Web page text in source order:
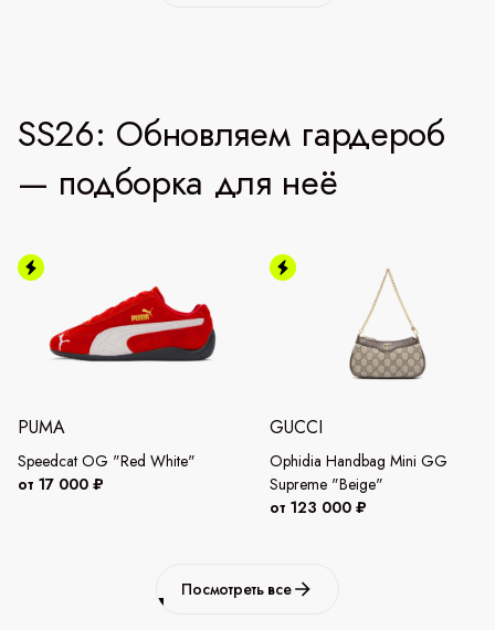
SS26: Обновляем гардероб
— подборка для неё
PUMA
Speedcat OG "Red White"
от 17 000 ₽
GUCCI
Ophidia Handbag Mini GG
Supreme "Beige"
от 123 000 ₽
Посмотреть все